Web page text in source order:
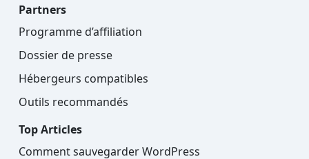
Partners
Programme d’affiliation
Dossier de presse
Hébergeurs compatibles
Outils recommandés
Top Articles
Comment sauvegarder WordPress